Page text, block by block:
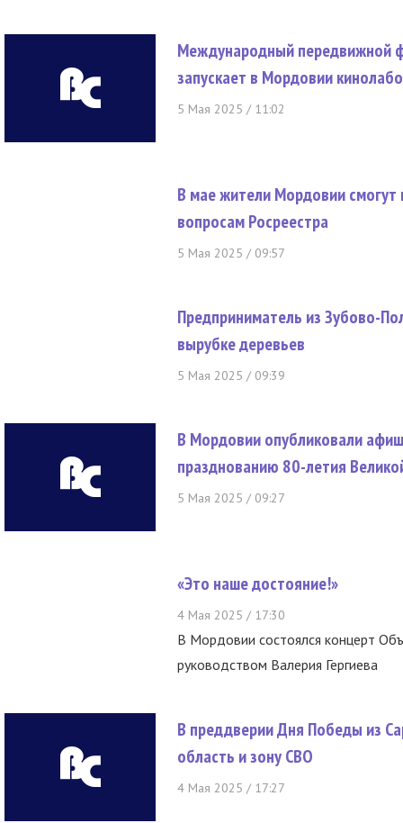
Международный передвижной
запускает в Мордовии
5 Мая 2025 / 11:02
В мае жители Мордовии смогут
вопросам Росреестра
5 Мая 2025 / 09:57
Предприниматель из Зубово-
вырубке деревьев
5 Мая 2025 / 09:39
В Мордовии опубликовали
празднованию 80-летия
5 Мая 2025 / 09:27
«Это наше достояние!»
4 Мая 2025 / 17:30
В Мордовии состоялся концерт
руководством Валерия Гергиева
В преддверии Дня Победы из
область и зону СВО
4 Мая 2025 / 17:27